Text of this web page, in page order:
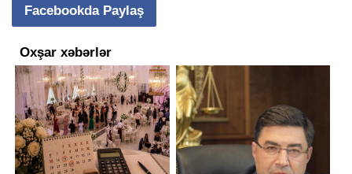
Facebookda Paylaş
Oxşar xəbərlər